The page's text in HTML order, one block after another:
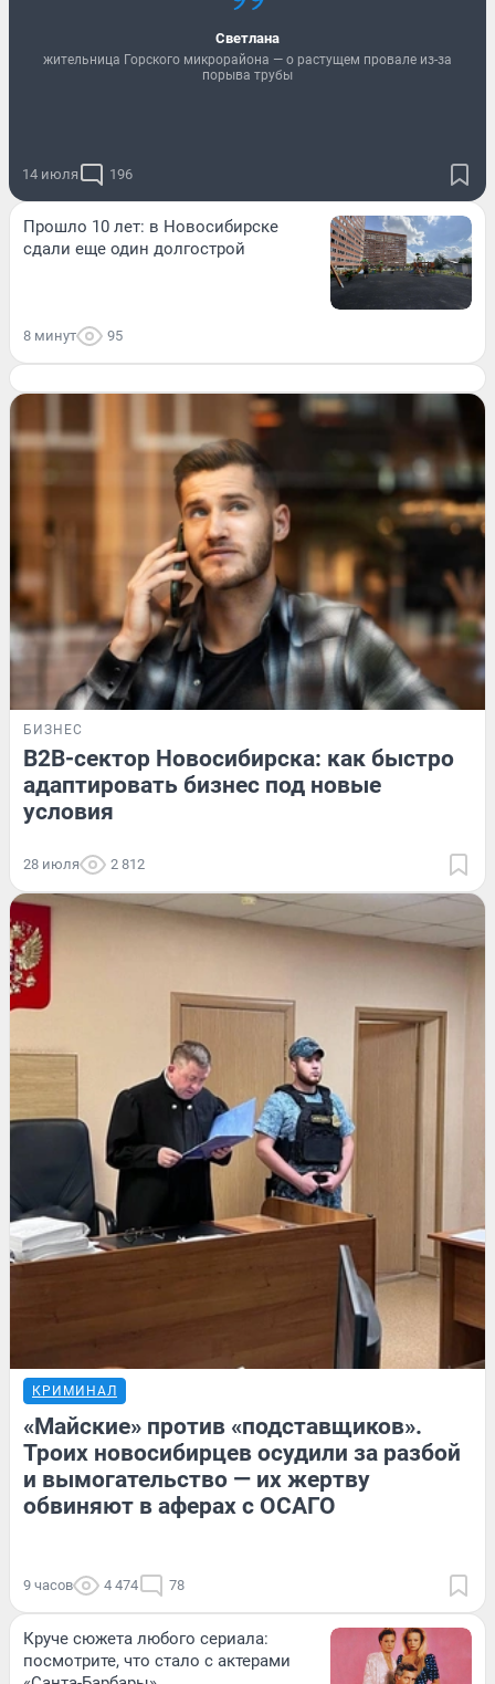
Светлана
жительница Горского микрорайона — о растущем провале из-за
порыва трубы
14 июля 196
Прошло 10 лет: в Новосибирске
сдали еще один долгострой
8 минут 95
БИЗНЕС
B2B-сектор Новосибирска: как быстро
адаптировать бизнес под новые
условия
28 июля 2 812
КРИМИНАЛ
«Майские» против «подставщиков».
Троих новосибирцев осудили за разбой
и вымогательство — их жертву
обвиняют в аферах с ОСАГО
9 часов 4 474 78
Круче сюжета любого сериала:
посмотрите, что стало с актерами